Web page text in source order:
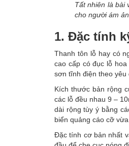
Tất nhiên là bài
cho người ám
1. Đặc tính
Thanh tôn lỗ hay có
cao cấp có đục lỗ
sơn tĩnh điện theo yêu
Kích thước bản rộng
các lỗ đều nhau 9 –
dài rộng tùy ý bằng
biển quảng cáo cỡ
Đặc tính cơ bản nhất